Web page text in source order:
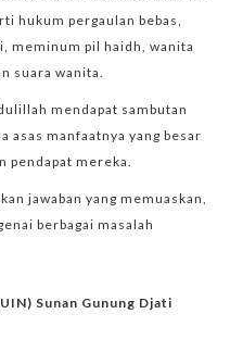
hukum pergaulan bebas,
meminum pil haidh, wanita
suara wanita.
mendapat sambutan
asas manfaatnya yang besar
pendapat mereka.
jawaban yang memuaskan,
berbagai masalah
Sunan Gunung Djati